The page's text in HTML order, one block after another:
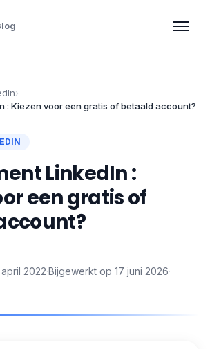
›
: Kiezen voor een gratis of betaald account?
LinkedIn :
een gratis of
2022·Bijgewerkt op 17 juni 2026·